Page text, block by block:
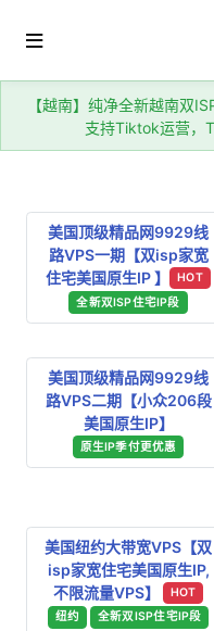
【越南】纯净全新越南双
支持Tiktok运营，
美国顶级精品网9929线
路VPS一期【双isp家宽
住宅美国原生IP 】
HOT
全新双ISP住宅IP段
美国顶级精品网9929线
路VPS二期【小众206段
美国原生IP】
原生IP季付更优惠
美国纽约大带宽VPS【双
isp家宽住宅美国原生IP,
不限流量VPS】
HOT
纽约
全新双ISP住宅IP段